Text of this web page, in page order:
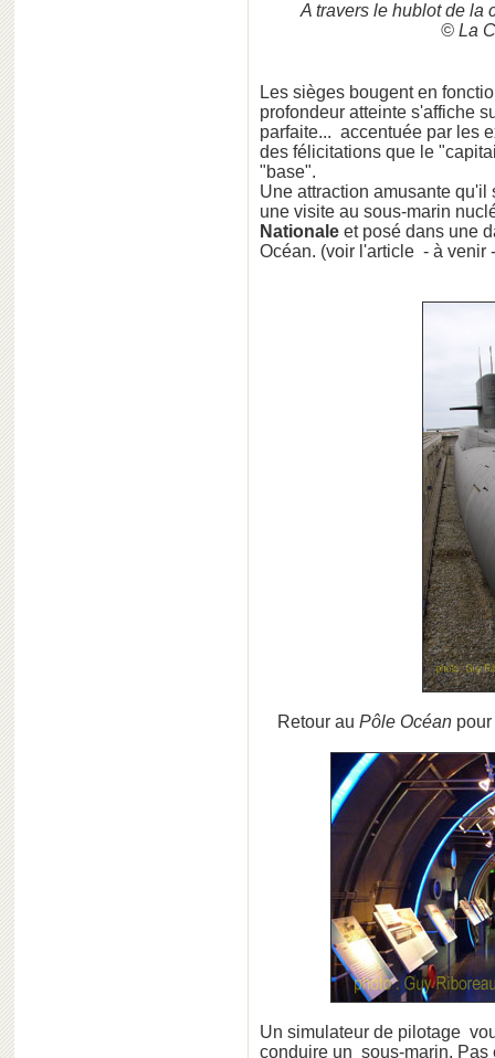
A travers le hublot de la
© La
Les sièges bougent en
profondeur atteinte s'affiche
parfaite... accentuée par les
des félicitations que le
"base".
Une attraction amusante
une visite au sous-marin
Nationale et posé dans une
Océan. (voir l'article - à venir
Retour auPôle Océan
Un simulateur de pilotage
conduire un sous-marin.